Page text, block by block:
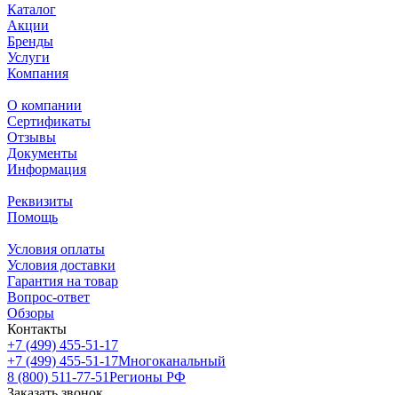
Каталог
Акции
Бренды
Услуги
Компания
О компании
Сертификаты
Отзывы
Документы
Информация
Реквизиты
Помощь
Условия оплаты
Условия доставки
Гарантия на товар
Вопрос-ответ
Обзоры
Контакты
+7 (499) 455-51-17
+7 (499) 455-51-17Многоканальный
8 (800) 511-77-51Регионы РФ